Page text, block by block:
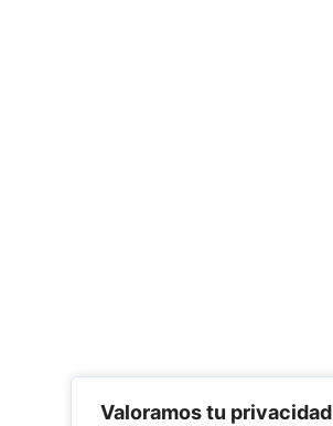
Valoramos tu privacidad